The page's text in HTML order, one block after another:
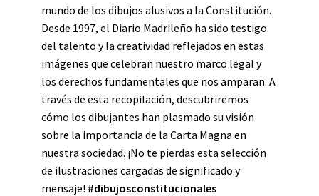
mundo de los dibujos alusivos a la Constitución.
Desde 1997, el Diario Madrileño ha sido testigo
del talento y la creatividad reflejados en estas
imágenes que celebran nuestro marco legal y
los derechos fundamentales que nos amparan. A
través de esta recopilación, descubriremos
cómo los dibujantes han plasmado su visión
sobre la importancia de la Carta Magna en
nuestra sociedad. ¡No te pierdas esta selección
de ilustraciones cargadas de significado y
mensaje! #dibujosconstitucionales